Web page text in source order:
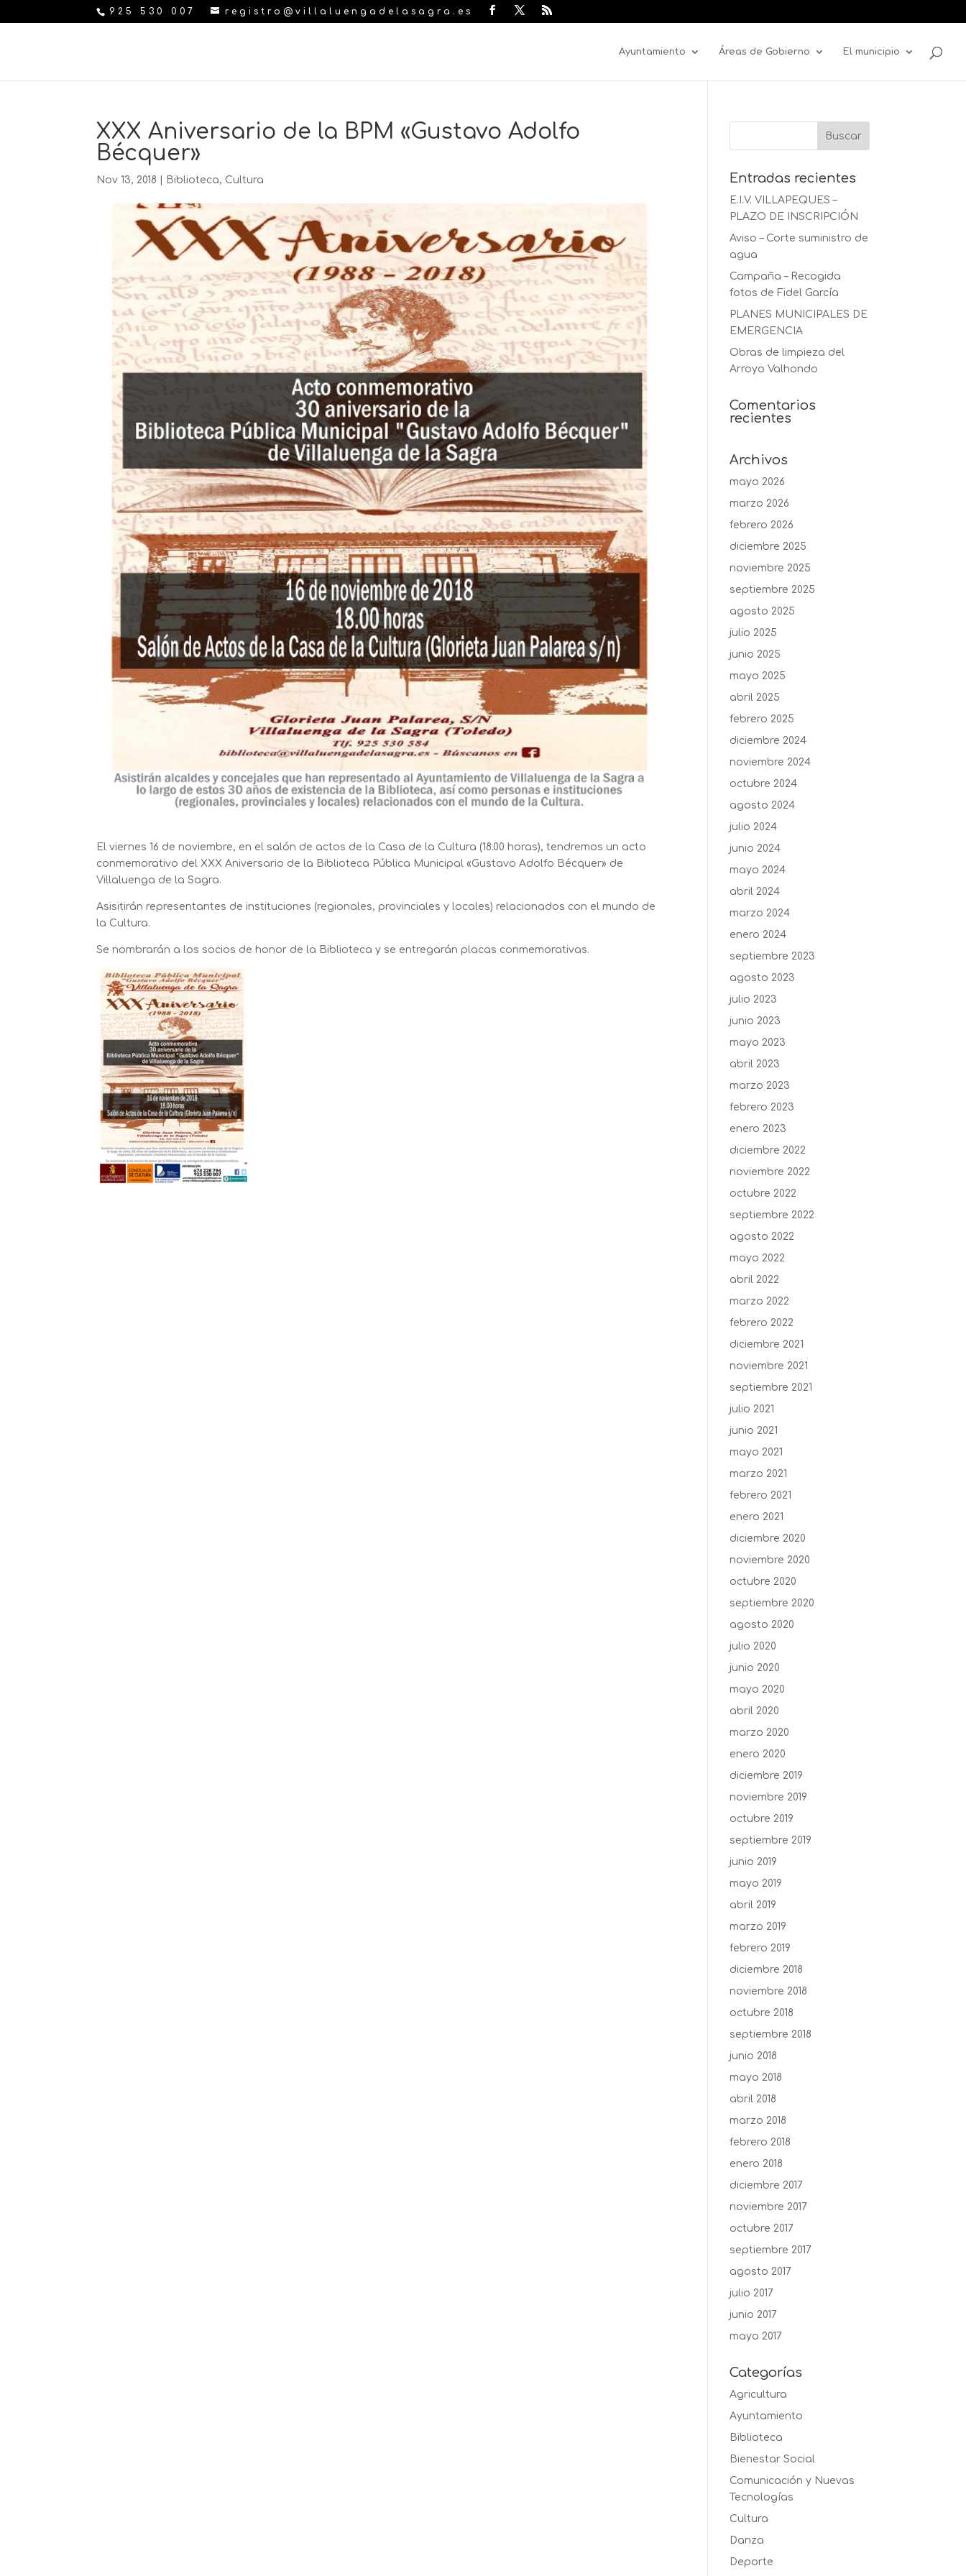
925 530 007 registro@villaluengadelasagra.es
Ayuntamiento Áreas de Gobierno El municipio
XXX Aniversario de la BPM «Gustavo Adolfo
Bécquer»
Nov 13, 2018 Biblioteca, Cultura
El viernes 16 de noviembre, en el salón de actos de la Casa de la Cultura (18.00 horas), tendremos un acto
conmemorativo del XXX Aniversario de la Biblioteca Pública Municipal «Gustavo Adolfo Bécquer» de
Villaluenga de la Sagra.
Asisitirán representantes de instituciones (regionales, provinciales y locales) relacionados con el mundo de
la Cultura.
Se nombrarán a los socios de honor de la Biblioteca y se entregarán placas conmemorativas.
Entradas recientes
E.I.V. VILLAPEQUES –
PLAZO DE INSCRIPCIÓN
Aviso – Corte suministro de
agua
Campaña – Recogida
fotos de Fidel García
PLANES MUNICIPALES DE
EMERGENCIA
Obras de limpieza del
Arroyo Valhondo
Comentarios
recientes
Archivos
mayo 2026
marzo 2026
febrero 2026
diciembre 2025
noviembre 2025
septiembre 2025
agosto 2025
julio 2025
junio 2025
mayo 2025
abril 2025
febrero 2025
diciembre 2024
noviembre 2024
octubre 2024
agosto 2024
julio 2024
junio 2024
mayo 2024
abril 2024
marzo 2024
enero 2024
septiembre 2023
agosto 2023
julio 2023
junio 2023
mayo 2023
abril 2023
marzo 2023
febrero 2023
enero 2023
diciembre 2022
noviembre 2022
octubre 2022
septiembre 2022
agosto 2022
mayo 2022
abril 2022
marzo 2022
febrero 2022
diciembre 2021
noviembre 2021
septiembre 2021
julio 2021
junio 2021
mayo 2021
marzo 2021
febrero 2021
enero 2021
diciembre 2020
noviembre 2020
octubre 2020
septiembre 2020
agosto 2020
julio 2020
junio 2020
mayo 2020
abril 2020
marzo 2020
enero 2020
diciembre 2019
noviembre 2019
octubre 2019
septiembre 2019
junio 2019
mayo 2019
abril 2019
marzo 2019
febrero 2019
diciembre 2018
noviembre 2018
octubre 2018
septiembre 2018
junio 2018
mayo 2018
abril 2018
marzo 2018
febrero 2018
enero 2018
diciembre 2017
noviembre 2017
octubre 2017
septiembre 2017
agosto 2017
julio 2017
junio 2017
mayo 2017
Categorías
Agricultura
Ayuntamiento
Biblioteca
Bienestar Social
Comunicación y Nuevas
Tecnologías
Cultura
Danza
Deporte